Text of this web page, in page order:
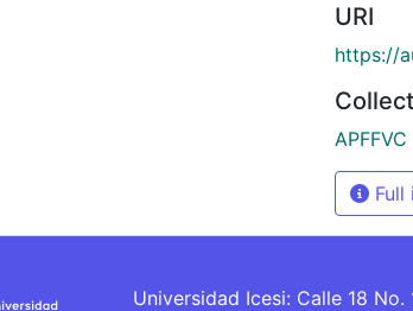
URI
https://
Full
Universidad Icesi: Calle 18 No.